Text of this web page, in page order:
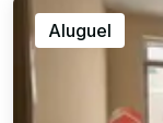
Aluguel